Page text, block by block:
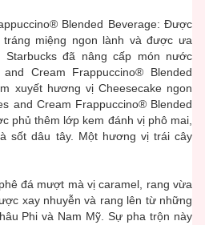
Blended Beverage: Được
miệng ngon lành và được ưa
đã nâng cấp món nước
Cream Frappuccino® Blended
xuyết hương vị Cheesecake ngon
and Cream Frappuccino® Blended
phủ thêm lớp kem đánh vị phô mai,
sốt dâu tây. Một hương vị trái cây
đá mượt mà vị caramel, rang vừa
xay nhuyễn và rang lên từ những
Phi và Nam Mỹ. Sự pha trộn này